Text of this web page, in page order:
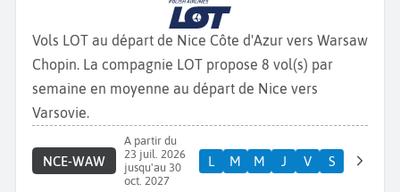
Vols LOT au départ de Nice Côte d'Azur vers Warsaw
Chopin. La compagnie LOT propose 8 vol(s) par
semaine en moyenne au départ de Nice vers
Varsovie.
NCE-WAW
A partir du
23 juil. 2026
jusqu'au 30
oct. 2027
L M M J V S